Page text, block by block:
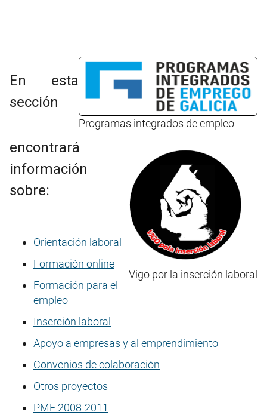
Programas integrados de empleo
Vigo por la inserción laboral
En esta
sección
encontrará
información
sobre:
Orientación laboral
Formación online
Formación para el
empleo
Inserción laboral
Apoyo a empresas y al emprendimiento
Convenios de colaboración
Otros proyectos
PME 2008-2011